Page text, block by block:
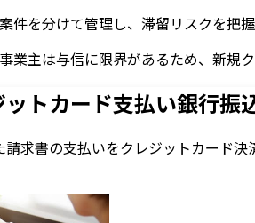
件を分けて管理し、滞留リスクを把
業主は与信に限界があるため、新規
トカード支払い銀行振
請求書の支払いをクレジットカード決